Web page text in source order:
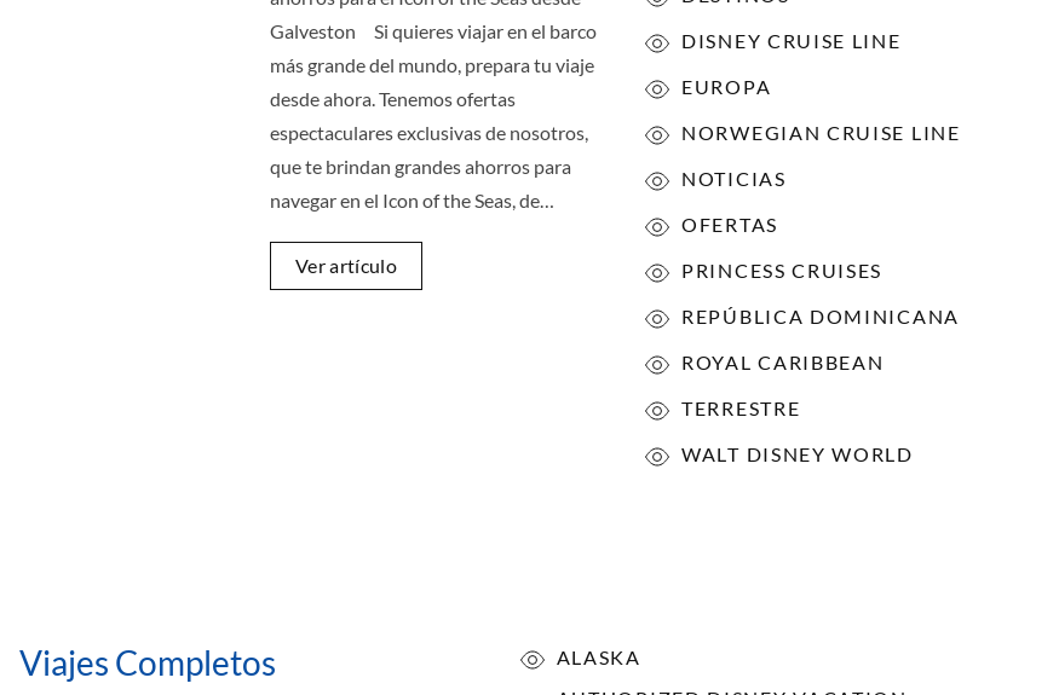
Galveston Si quieres viajar en el barco
más grande del mundo, prepara tu viaje
desde ahora. Tenemos ofertas
espectaculares exclusivas de nosotros,
que te brindan grandes ahorros para
navegar en el Icon of the Seas, de…
Ver artículo
DISNEY CRUISE LINE
EUROPA
NORWEGIAN CRUISE LINE
NOTICIAS
OFERTAS
PRINCESS CRUISES
REPÚBLICA DOMINICANA
ROYAL CARIBBEAN
TERRESTRE
WALT DISNEY WORLD
Viajes Completos
ALASKA